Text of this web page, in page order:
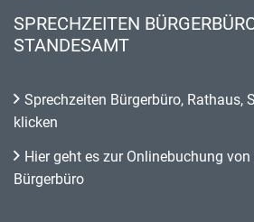
SPRECHZEITEN
STANDESAMT
Sprechzeiten Bürgerbüro, Rathaus,
klicken
Hier geht es zur Onlinebuchung
Bürgerbüro